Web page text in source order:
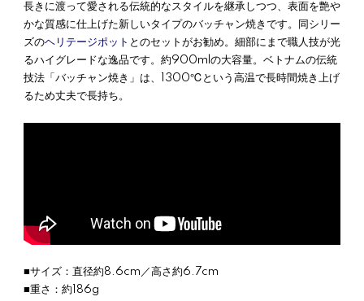
長きに渡って愛される伝統的なスタイルを継承しつつ、表面を艶や
かな質感に仕上げた新しいタイプのバッチャン焼きです。同シリー
ズのヘリテージポット とのセットがお勧め。細部にまで職人技が光
るハイグレードな逸品です。約900mlの大容量。ベトナムの伝統
技法「バッチャン焼き」は、1300℃という高温で長時間焼き上げ
るため丈夫で長持ち。
■サイズ：直径約8.6cm／高さ約6.7cm
■重さ：約186g